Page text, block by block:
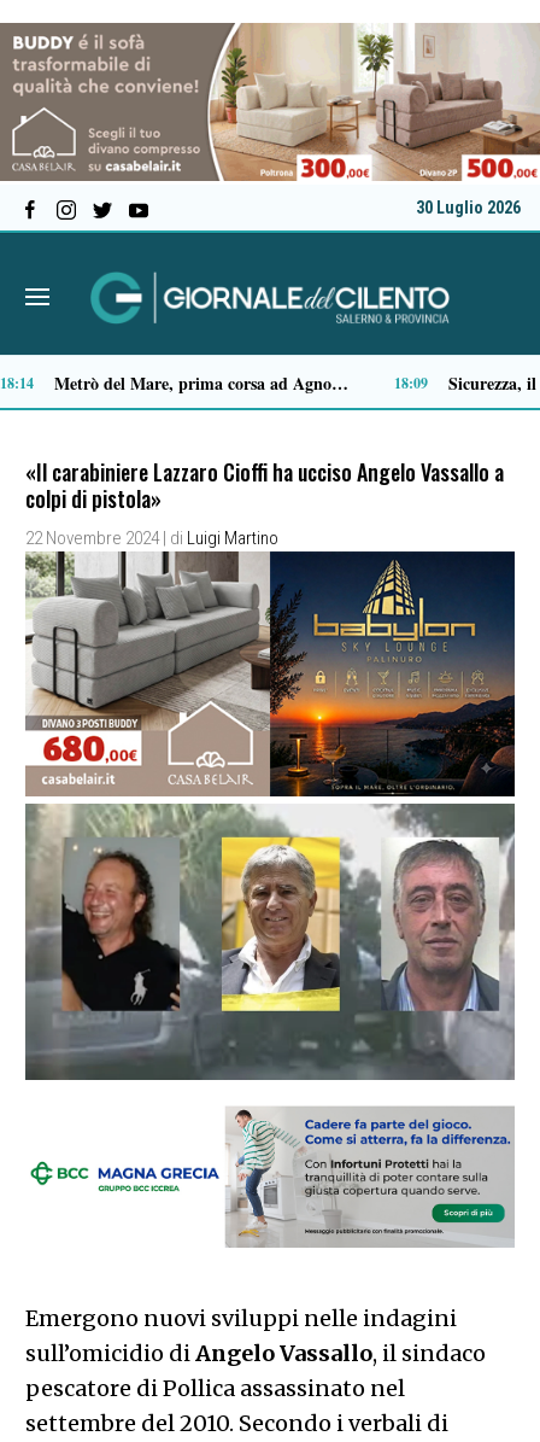
30 Luglio 2026
Capaccio Paestum spazio di legalità: oltre 43 ettari di beni confiscati destinati a progetti sociali 14:14 Approvazione assestamento di bilancio, M5S Campania: «Più investimenti per servizi, territori e imprese»
«Il carabiniere Lazzaro Cioffi ha ucciso Angelo Vassallo a
colpi di pistola»
22 Novembre 2024 | di Luigi Martino
Emergono nuovi sviluppi nelle indagini
sull’omicidio di AngeloVassallo, il sindaco
pescatore di Pollica assassinato nel
settembre del 2010. Secondo i verbali di